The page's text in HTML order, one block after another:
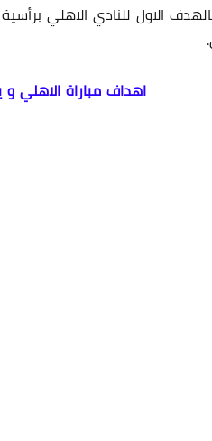
الاول للنادي الاهلي
اهداف مباراة الاهلي و